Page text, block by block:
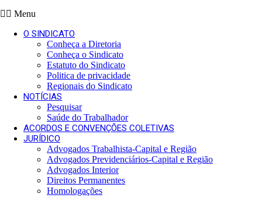
Menu
O SINDICATO
Conheça a Diretoria
Conheça o Sindicato
Estatuto do Sindicato
Politica de privacidade
Regionais do Sindicato
NOTÍCIAS
Pesquisar
Saúde do Trabalhador
ACORDOS E CONVENÇÕES COLETIVAS
JURÍDICO
Advogados Trabalhista-Capital e Região
Advogados Previdenciários-Capital e Região
Advogados Interior
Direitos Permanentes
Homologações